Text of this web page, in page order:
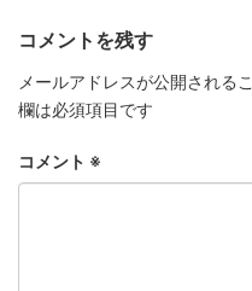
コメントを残す
メールアドレスが公開される
欄は必須項目です
コメント ※